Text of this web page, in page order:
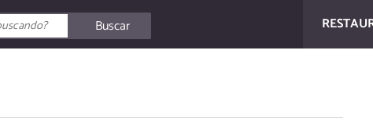
Buscar